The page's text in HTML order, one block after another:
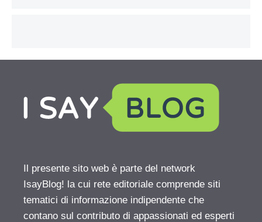
Il presente sito web è parte del network
IsayBlog! la cui rete editoriale comprende siti
tematici di informazione indipendente che
contano sul contributo di appassionati ed esperti